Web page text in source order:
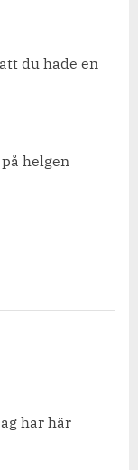
du hade en
helgen
har här